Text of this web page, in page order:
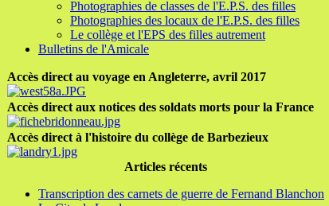
Photographies de classes de l'E.P.S. des filles
Photographies des locaux de l'E.P.S. des filles
Le collège et l'EPS des filles autrement
Bulletins de l'Amicale
Accès direct au voyage en Angleterre, avril 2017
Accès direct aux notices des soldats morts pour la France
Accès direct à l'histoire du collège de Barbezieux
Articles récents
Transcription des carnets de guerre de Fernand Blanchon